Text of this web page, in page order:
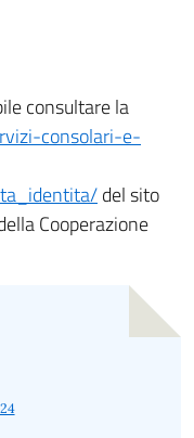
consultare la
consolari-e-
del sito
Cooperazione